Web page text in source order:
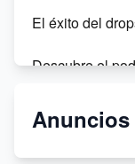
El éxito del
Descubre el
Monta tu
Anuncios